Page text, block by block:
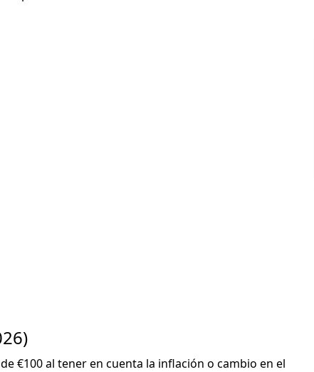
€100 al tener en cuenta la inflación o cambio en el